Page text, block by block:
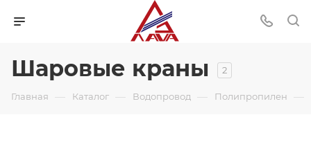
Шаровые краны 2
Главная — Каталог — Водопровод — Полипропилен —